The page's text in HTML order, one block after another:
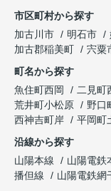
市区町村から探す
加古川市
明石市
加古郡稲美町
宍粟
町名から探す
魚住町西岡
二見町
荒井町小松原
野口
西神吉町岸
平岡町
沿線から探す
山陽本線
山陽電鉄
播但線
山陽電鉄網